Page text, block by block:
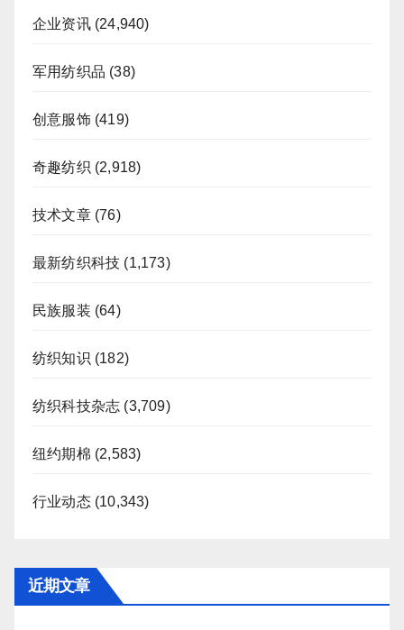
企业资讯(24,940)
军用纺织品 (38)
创意服饰(419)
奇趣纺织 (2,918)
技术文章(76)
最新纺织科技 (1,173)
民族服装 (64)
纺织知识 (182)
纺织科技杂志 (3,709)
纽约期棉 (2,583)
行业动态(10,343)
近期文章